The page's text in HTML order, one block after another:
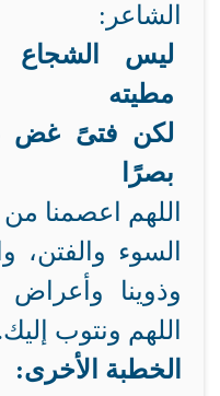
الشاعر:
ليس الشجاع
مطيته
لكن فتىً غض
بصرًا
اللهم اعصمنا
السوء والفتن،
وذوينا
اللهم ونتوب
الخطبة الأخرى: